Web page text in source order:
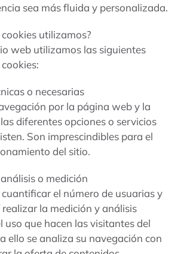
sea más fluida y personalizada.
utilizamos?
web utilizamos las siguientes
o necesarias
por la página web y la
diferentes opciones o servicios
Son imprescindibles para el
del sitio.
o medición
el número de usuarias y
la medición y análisis
uso que hacen las visitantes del
ello se analiza su navegación con